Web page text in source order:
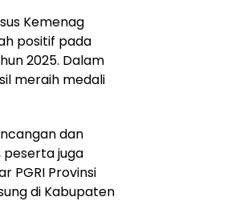
Kemenag
positif pada
2025. Dalam
meraih medali
dan
peserta juga
PGRI Provinsi
di Kabupaten